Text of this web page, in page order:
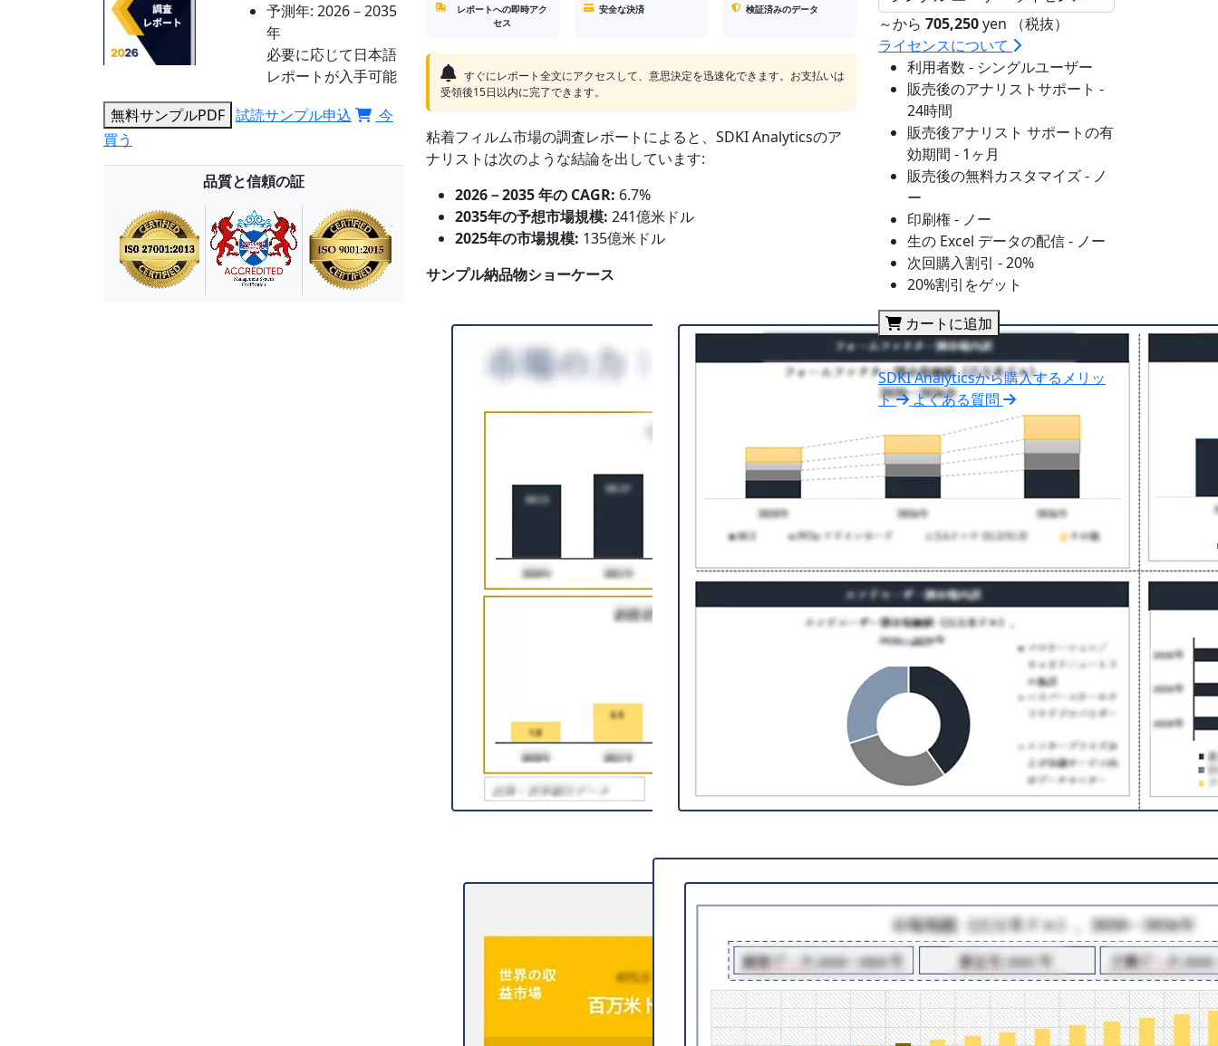
予測年: 2026－2035
年
必要に応じて日本語
レポートが入手可能
無料サンプルPDF 試読サンプル申込
今
買う
品質と信頼の証
レポートへの即時アク
セス
安全な決済 検証済みのデータ
すぐにレポート全文にアクセスして、意思決定を迅速化できます。お支払いは
受領後15日以内に完了できます。
粘着フィルム市場の調査レポートによると、SDKI Analyticsのア
ナリストは次のような結論を出しています:
2026－2035 年の CAGR: 6.7%
2035年の予想市場規模: 241億米ドル
2025年の市場規模: 135億米ドル
サンプル納品物ショーケース
～から 705,250yen （税抜）
ライセンスについて
利用者数 - シングルユーザー
販売後のアナリストサポート -
24時間
販売後アナリスト サポートの有
効期間 - 1ヶ月
販売後の無料カスタマイズ - ノ
ー
印刷権 - ノー
生の Excel データの配信 - ノー
次回購入割引 - 20%
20%割引をゲット
カートに追加
SDKI Analyticsから購入するメリッ
ト
よくある質問